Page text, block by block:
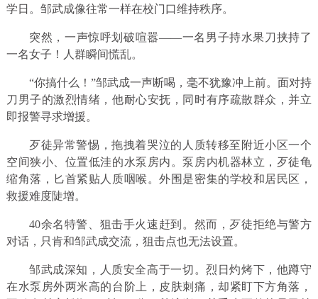
学日。邹武成像往常一样在校门口维持秩序。
突然，一声惊呼划破喧嚣——一名男子持水果刀挟持了
一名女子！人群瞬间慌乱。
“你搞什么！”邹武成一声断喝，毫不犹豫冲上前。面对持
刀男子的激烈情绪，他耐心安抚，同时有序疏散群众，并立
即报警寻求增援。
歹徒异常警惕，拖拽着哭泣的人质转移至附近小区一个
空间狭小、位置低洼的水泵房内。泵房内机器林立，歹徒龟
缩角落，匕首紧贴人质咽喉。外围是密集的学校和居民区，
救援难度陡增。
40余名特警、狙击手火速赶到。然而，歹徒拒绝与警方
对话，只肯和邹武成交流，狙击点也无法设置。
邹武成深知，人质安全高于一切。烈日灼烤下，他蹲守
在水泵房外两米高的台阶上，皮肤刺痛，却紧盯下方角落，